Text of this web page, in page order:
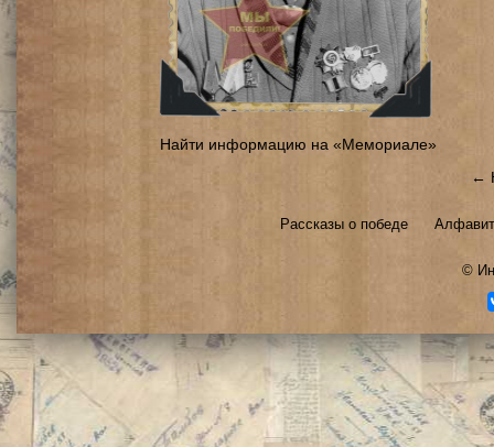
Найти информацию на «Мемориале»
←
Рассказы о победе
©